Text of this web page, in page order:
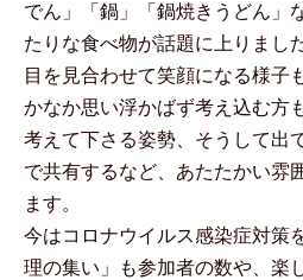
でん」「鍋」「鍋焼きうどん」
たりな食べ物が話題に上りまし
目を見合わせて笑顔になる様子
かなか思い浮かばず考え込む方
考えて下さる姿勢、そうして出
で共有するなど、あたたかい雰
ます。
今はコロナウイルス感染症対策
理の集い」も参加者の数や、楽